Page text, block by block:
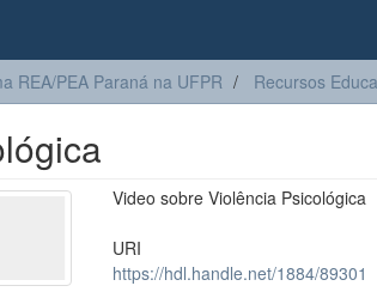
REA/PEA Paraná na UFPR Recursos
Video sobre Violência Psicológica
URI
https://hdl.handle.net/1884/89301